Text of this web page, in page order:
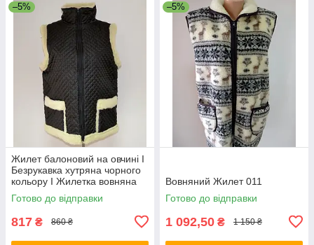
–5%
Жилет балоновий на овчині I
Безрукавка хутряна чорного
кольору I Жилетка вовняна
Готово до відправки
817 ₴ 860 ₴
–5%
Вовняний Жилет 011
Готово до відправки
1 092,50 ₴ 1 150 ₴